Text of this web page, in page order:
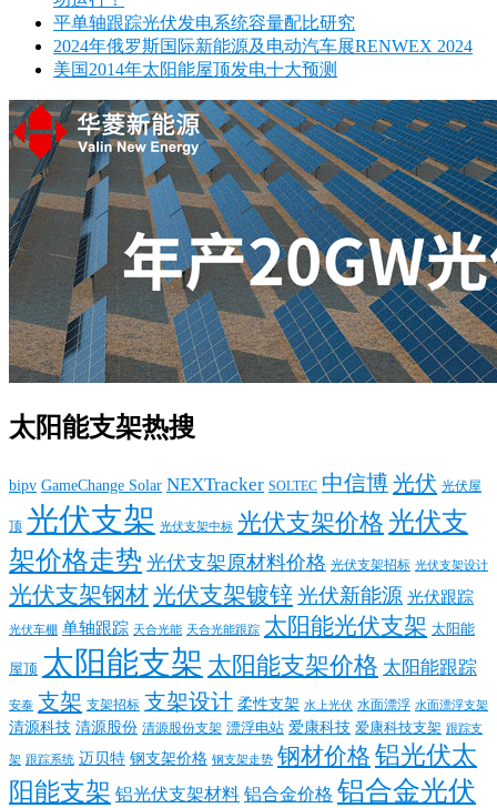
平单轴跟踪光伏发电系统容量配比研究
2024年俄罗斯国际新能源及电动汽车展RENWEX 2024
美国2014年太阳能屋顶发电十大预测
太阳能支架热搜
bipv GameChange Solar NEXTracker SOLTEC 中信博光伏 光伏屋
顶 光伏支架 光伏支架中标 光伏支架价格 光伏支
架价格走势 光伏支架原材料价格 光伏支架招标 光伏支架设计
光伏支架钢材光伏支架镀锌光伏新能源 光伏跟踪
光伏车棚 单轴跟踪 天合光能 天合光能跟踪 太阳能光伏支架 太阳能
屋顶 太阳能支架 太阳能支架价格 太阳能跟踪
安泰 支架 支架招标 支架设计 柔性支架 水上光伏 水面漂浮 水面漂浮支架
清源科技 清源股份 清源股份支架 漂浮电站 爱康科技 爱康科技支架 跟踪支
架 跟踪系统 迈贝特 钢支架价格 钢支架走势 钢材价格 铝光伏太
阳能支架 铝光伏支架材料 铝合金价格 铝合金光伏